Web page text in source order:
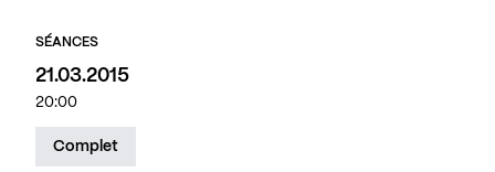
SÉANCES
21.03.2015
20:00
Complet